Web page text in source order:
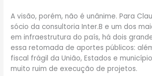
A visão, porém, não é unânime. Para
sócio da consultoria Inter.B e um dos
em infraestrutura do país, há dois
essa retomada de aportes públicos:
fiscal frágil da União, Estados e
muito ruim de execução de projetos.